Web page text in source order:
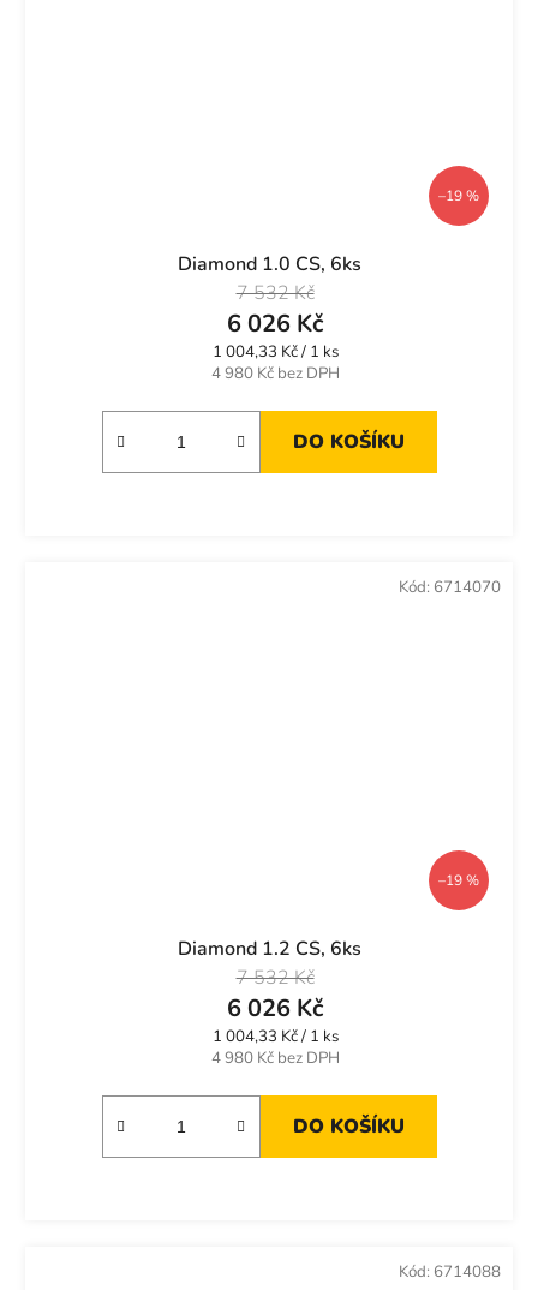
–19 %
Diamond 1.0 CS, 6ks
4 980 Kč bez DPH
6 026 Kč
7 532 Kč
Měrná
cena:
1 004,33 Kč / 1 ks
DO KOŠÍKU
–19 %
Diamond 1.2 CS, 6ks
4 980 Kč bez DPH
6 026 Kč
7 532 Kč
Měrná
cena:
1 004,33 Kč / 1 ks
DO KOŠÍKU
Kód: 6714070
Kód: 6714088